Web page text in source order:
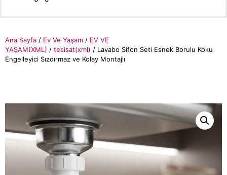
Ana Sayfa / Ev Ve Yaşam / EV VE
YAŞAM(XML) / tesisat(xml) / Lavabo Sifon Seti Esnek Borulu Koku
Engelleyici Sızdırmaz ve Kolay Montajlı